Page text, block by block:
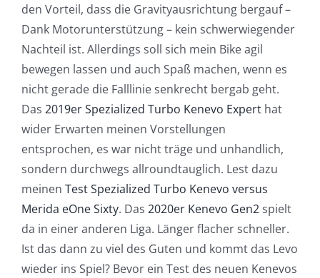
den Vorteil, dass die Gravityausrichtung bergauf –
Dank Motorunterstützung – kein schwerwiegender
Nachteil ist. Allerdings soll sich mein Bike agil
bewegen lassen und auch Spaß machen, wenn es
nicht gerade die Falllinie senkrecht bergab geht.
Das 2019er Spezialized Turbo Kenevo Expert hat
wider Erwarten meinen Vorstellungen
entsprochen, es war nicht träge und unhandlich,
sondern durchwegs allroundtauglich. Lest dazu
meinen Test Spezialized Turbo Kenevo versus
Merida eOne Sixty. Das 2020er Kenevo Gen2spielt
da in einer anderen Liga. Länger flacher schneller.
Ist das dann zu viel des Guten und kommt das Levo
wieder ins Spiel? Bevor ein Test des neuen Kenevos